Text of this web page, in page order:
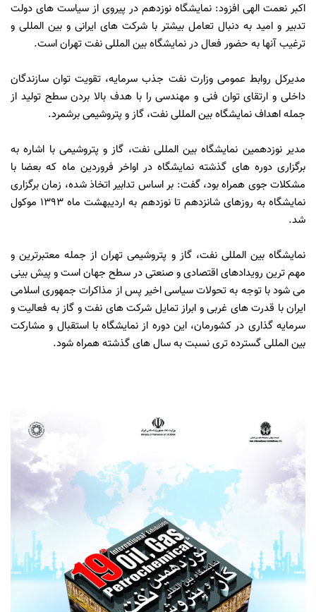
اکبر نعمت الهی افزود: نمایشگاه نوزدهم در پیروی از سیاست های دولت
تدبیر و امید به دنبال تعامل بیشتر با شرکت های ایرانی و بین المللی و
ترغیب آنها به حضور فعال در نمایشگاه بین المللی نفت تهران است.
مدیرکل روابط عمومی وزارت نفت جذب سرمایه، تقویت توان سازندگان
داخلی و ارتقای توان فنی و مهندسی را با هدف بالا بردن سطح تولید از
جمله اهداف نمایشگاه بین المللی نفت، گاز و پتروشیمی برشمرد.
مدیر نوزدهمین نمایشگاه بین المللی نفت، گاز و پتروشیمی با اشاره به
برگزاری دوره های گذشته نمایشگاه در اواخر فروردین ماه که بعضا با
مشکلات جوی همراه بود، گفت: بر اساس تدابیر اتخاذ شده، زمان برگزاری
نمایشگاه به روزهای شانزدهم تا نوزدهم به اردیبهشت ماه ١٣٩٣ موکول
شد.
نمایشگاه بین المللی نفت، گاز و پتروشیمی تهران از جمله معتبرترین و
مهم ترین رویدادهای اقتصادی و صنعتی در سطح جهان است و پیش بینی
می شود با توجه به تحولات سیاسی اخیر پس از مذاکرات جمهوری اسلامی
ایران با قدرت های غربی و ابراز تمایل شرکت های نفت و گاز به فعالیت و
سرمایه گذاری در کشورمان، این دوره از نمایشگاه با استقبال و مشارکت
بین المللی گسترده تری نسبت به سال های گذشته همراه شود.